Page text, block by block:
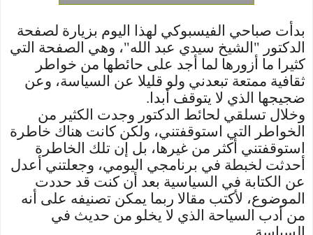
بدأت صباحي الفيسبوكي لهذا اليوم بزيارة لصفحة
الدكتور "الشيخ سيدي عبد الله"، وهي الصفحة التي
كثيرا ما أزورها لما أجد على حائطها من خواطر
ثقافية ممتعة تبعدني ولو قليلا عن السياسة، وعن
ضجيجها الذي لا يتوقف أبدا.
وخلال تسلقي لحائط الدكتور وجدت الكثير من
الخواطر التي استوقفتني، ولكن كانت هناك خاطرة
استوقفتني أكثر من غيرها، بل إن تلك الخاطرة
أحدثت لخبطة في برنامجي اليومي، وجعلتني أعدل
عن الكتابة في السياسية بعد أن كنت قد حددت
الموضوع، لأكتب مقالا ربما يمكن تصنيفه على أنه
من أدب السياحة الذي لا يخلو من حديث في